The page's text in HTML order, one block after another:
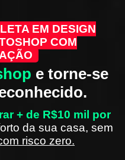
EM DESIGN
COM
e torne-se
+ de R$10 mil por
da sua casa, sem
risco zero.